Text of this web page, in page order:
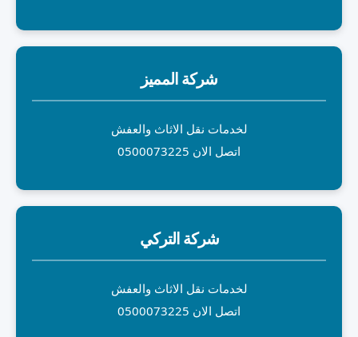
شركة المميز
لخدمات نقل الاثاث والعفش
اتصل الان 0500073225
شركة التركي
لخدمات نقل الاثاث والعفش
اتصل الان 0500073225